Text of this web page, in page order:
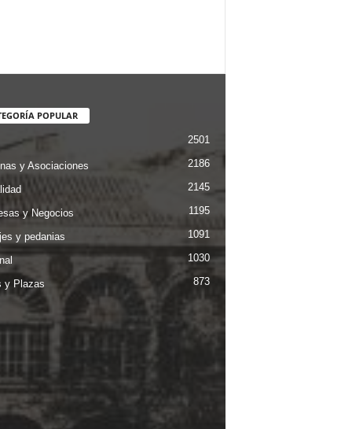
POPULAR
2501
y Asociaciones 2186
2145
y Negocios 1195
y pedanias 1091
1030
y Plazas 873